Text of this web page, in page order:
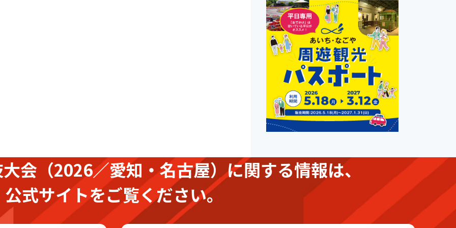
会（2026／愛知・名古屋）に関する情報は、
公式サイトをご覧ください。